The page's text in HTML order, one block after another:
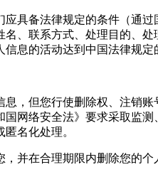
具备法律规定的条件（通
、联系方式、处理目的、
息的活动达到中国法律规定
，但您行使删除权、注销
网络安全法》要求采取监
名化处理。
并在合理期限内删除您的